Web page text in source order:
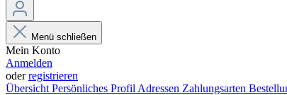
Menü schließen
Mein Konto
Anmelden
oderregistrieren
Übersicht Persönliches Profil Adressen Zahlungsarten